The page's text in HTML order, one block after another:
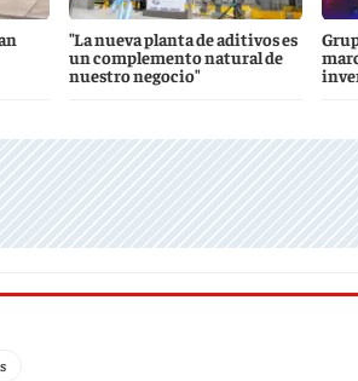
"La nueva planta de aditivos es
un complemento natural de
nuestro negocio"